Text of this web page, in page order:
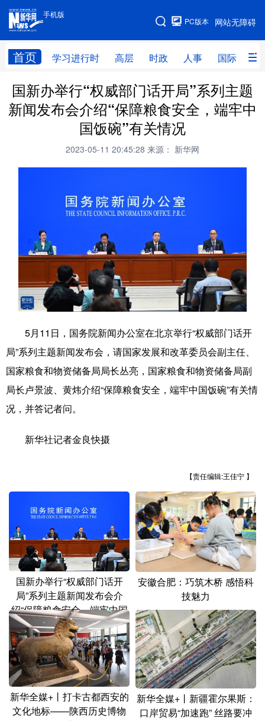
手机版
网站无障碍
PC版本
首页 学习进行时 高层 时政 人事 国际 财
手机版
网站地图
学习进行时 高层 时政 人事
国际 财经 网评 港澳
思客智库 全球连线
视频 图片
法律 中央文件 金融 汽车
食品 人居 信息化 数字经济
学术中国 乡村振兴 银龄 溯源中国
城市 旅游 能源 会展
彩票 娱乐 时尚 悦读
文化产业
地方频道
江苏
浙江 安徽 福建 江西
山东 河南 湖北 湖南
广东 广西 海南 重庆
四川 贵州 云南 西藏
陕西 甘肃 青海 宁夏
新疆 内蒙古 黑龙江
多语种频道
English Español Français عربى
国新办举行“权威部门话开局”系列主题
新闻发布会介绍“保障粮食安全，端牢中
国饭碗”有关情况
2023-05-11 20:45:28 来源： 新华网
5月11日，国务院新闻办公室在北京举行“权威部门话开
局”系列主题新闻发布会，请国家发展和改革委员会副主任、
国家粮食和物资储备局局长丛亮，国家粮食和物资储备局副
局长卢景波、黄炜介绍“保障粮食安全，端牢中国饭碗”有关情
况，并答记者问。
新华社记者金良快摄
【责任编辑:王佳宁 】
国新办举行“权威部门话开
局”系列主题新闻发布会介
绍“保障粮食安全，端牢中国
饭碗”有关情况
安徽合肥：巧筑木桥 感悟科
技魅力
新华全媒+丨打卡古都西安的
文化地标——陕西历史博物
新华全媒+丨新疆霍尔果斯：
口岸贸易“加速跑” 丝路要冲